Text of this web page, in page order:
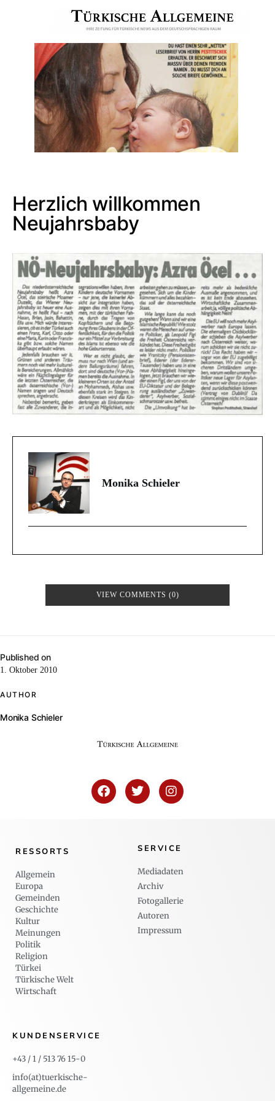
Published on
1. Oktober 2010
AUTHOR
Monika Schieler
Herzlich willkommen
Neujahrsbaby
Monika Schieler
VIEW COMMENTS (0)
RESSORTS
Allgemein
Europa
Gemeinden
Geschichte
Kultur
Meinungen
Politik
Religion
Türkei
Türkische Welt
Wirtschaft
SERVICE
Mediadaten
Archiv
Fotogallerie
Autoren
Impressum
KUNDENSERVICE
+43 / 1 / 513 76 15-0
info(at)tuerkische-
allgemeine.de